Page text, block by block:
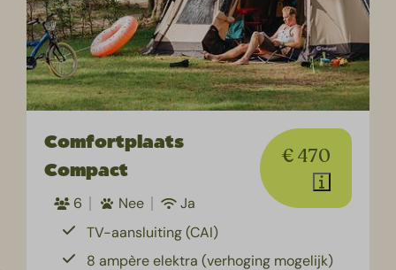
€ 470
Comfortplaats
Compact
6 Nee
Ja
TV-aansluiting (CAI)
8 ampère elektra (verhoging mogelijk)